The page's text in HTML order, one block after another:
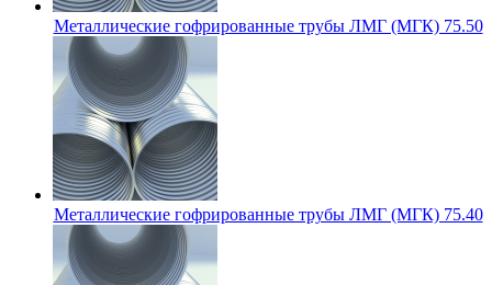
Металлические гофрированные трубы ЛМГ (МГК) 75.50
Металлические гофрированные трубы ЛМГ (МГК) 75.40